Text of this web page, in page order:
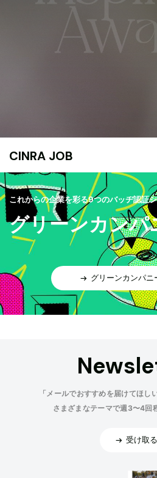
CINRA JOB
これからの企業を彩る9つのバッヂ認証
グリーンカンパ
グリーンカンパニ
「メールでおすすめを届けてほし
さまざまなテーマで週3〜4回
受け取る